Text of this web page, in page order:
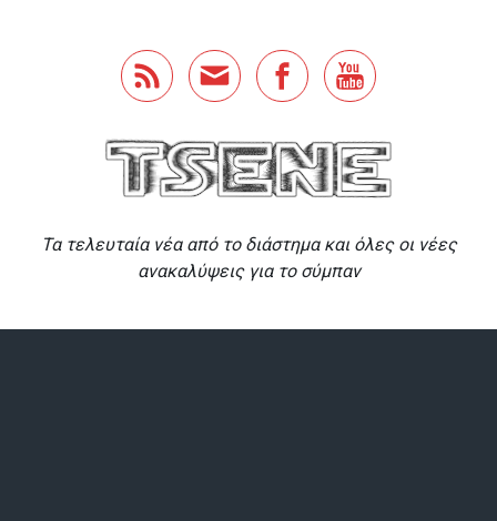
Τα τελευταία νέα από το διάστημα και όλες οι νέες
ανακαλύψεις για το σύμπαν